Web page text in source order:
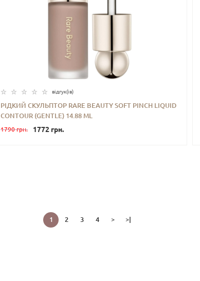
відгук(iв)
РІДКИЙ СКУЛЬПТОР RARE BEAUTY SOFT PINCH LIQUID
CONTOUR (GENTLE) 14.88 ML
1790 грн. 1772 грн.
1 2 3 4 > >|